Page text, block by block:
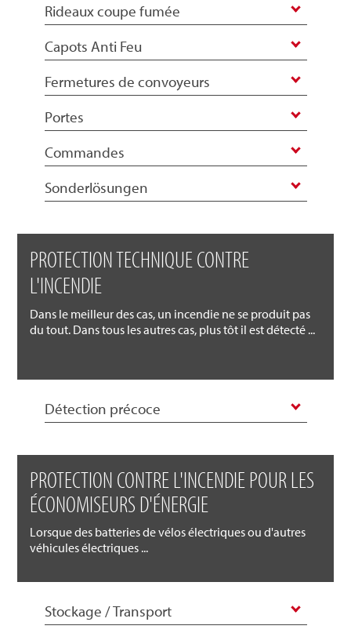
Rideaux coupe fumée
Capots Anti Feu
Fermetures de convoyeurs
Portes
Commandes
Sonderlösungen
PROTECTION TECHNIQUE CONTRE
L'INCENDIE
Dans le meilleur des cas, un incendie ne se produit pas
du tout. Dans tous les autres cas, plus tôt il est détecté ...
Détection précoce
PROTECTION CONTRE L'INCENDIE POUR LES
ÉCONOMISEURS D'ÉNERGIE
Lorsque des batteries de vélos électriques ou d'autres
véhicules électriques ...
Stockage / Transport